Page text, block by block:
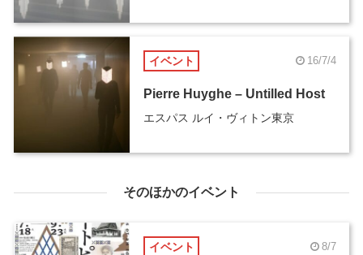
イベント 16/7/4
Pierre Huyghe – Untilled Host
エスパス ルイ・ヴィトン東京
そのほかのイベント
イベント 8/7